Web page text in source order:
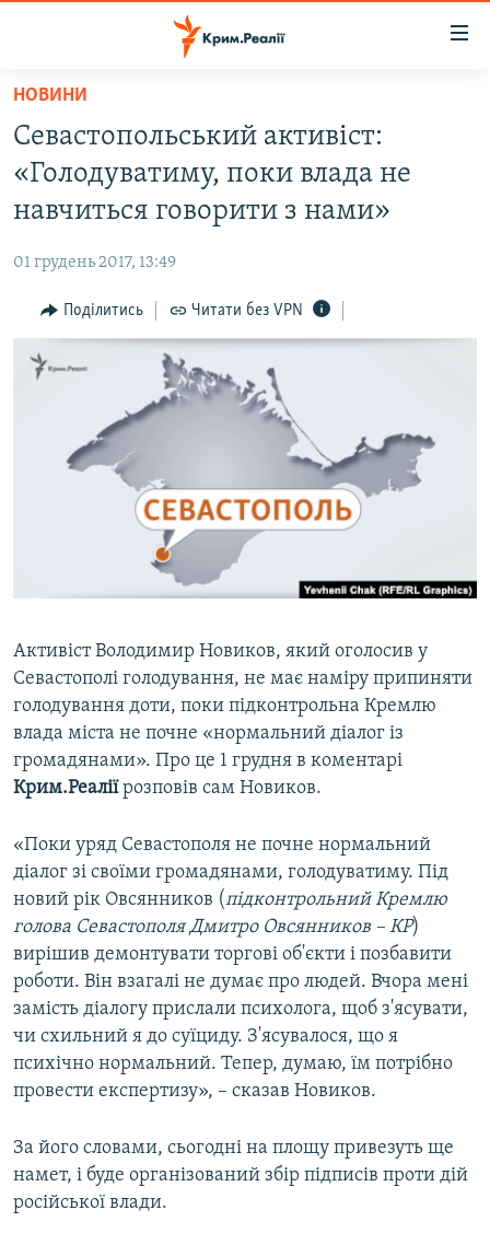
Перейти
основного
матеріалу
до
основної
навігації
Перейти
до
пошуку
ВІДЕО ТА ФОТО
БЛОГИ
ПОГЛЯД
ІНТЕРВ'Ю
СПЕЦПРОЕКТИ
ДЕПОРТАЦІЯ
ВІДЕОУРОКИ «ELIFBE»
СВІДЧЕННЯ ОКУПАЦІЇ
УКРАЇНСЬКА ПРОБЛЕМА КРИМУ
ЯК ОБІЙТИ БЛОКУВАННЯ
Усі сайти RFE/RL
НОВИНИ
Севастопольський активіст:
«Голодуватиму, поки влада не
навчиться говорити з нами»
01 грудень 2017, 13:49
Поділитись Читати без VPN
Активіст Володимир Новиков, який оголосив у
Севастополі голодування, не має наміру припиняти
голодування доти, поки підконтрольна Кремлю
влада міста не почне «нормальний діалог із
громадянами». Про це 1 грудня в коментарі
Крим.Реаліїрозповів сам Новиков.
«Поки уряд Севастополя не почне нормальний
діалог зі своїми громадянами, голодуватиму. Під
новий рік Овсянников (підконтрольний Кремлю
голова Севастополя Дмитро Овсянников – КР)
вирішив демонтувати торгові об'єкти і позбавити
роботи. Він взагалі не думає про людей. Вчора мені
замість діалогу прислали психолога, щоб з'ясувати,
чи схильний я до суїциду. З'ясувалося, що я
психічно нормальний. Тепер, думаю, їм потрібно
провести експертизу», – сказав Новиков.
За його словами, сьогодні на площу привезуть ще
намет, і буде організований збір підписів проти дій
російської влади.